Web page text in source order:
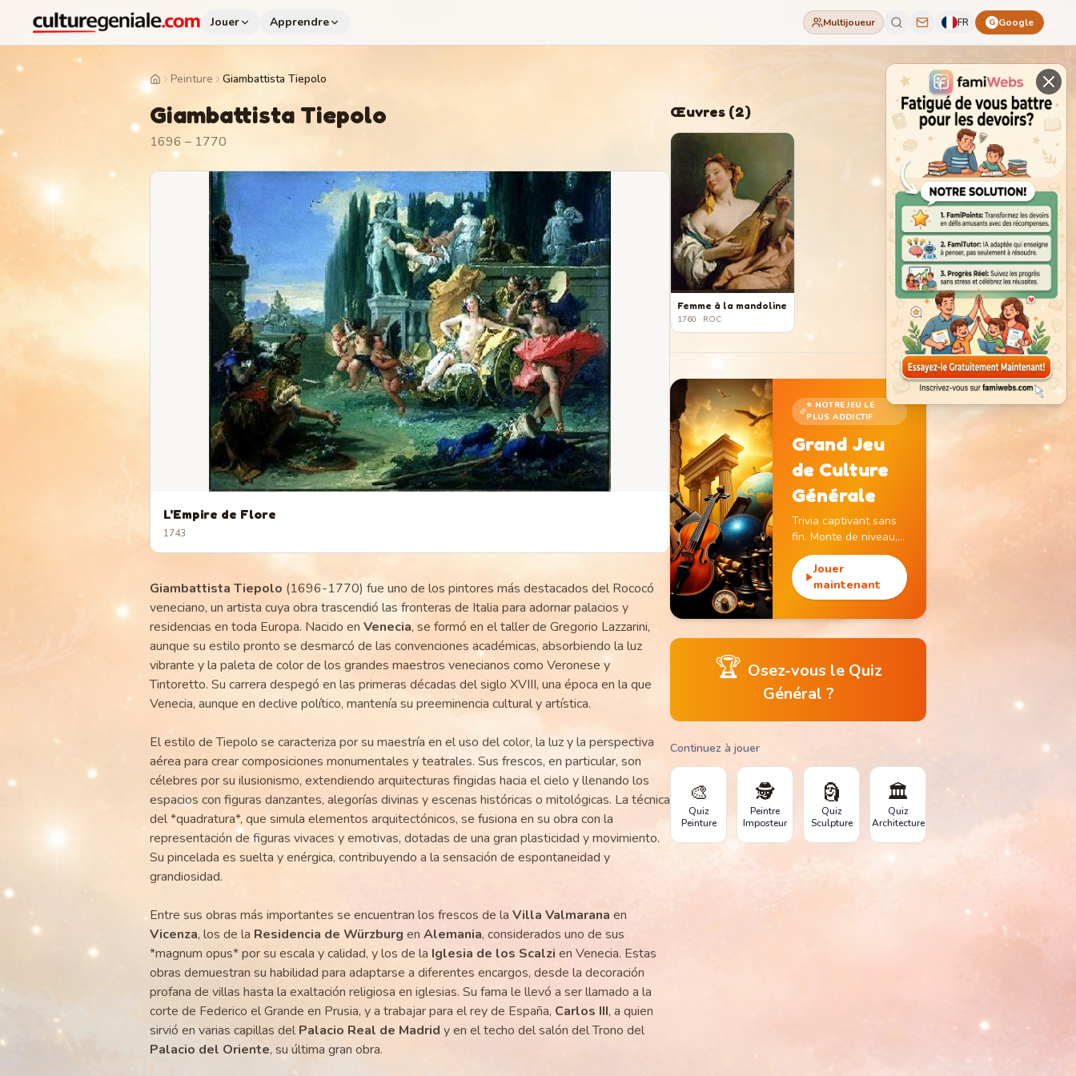
Jouer Apprendre Multijoueur FR G Google
HomePeinture Giambattista Tiepolo
Giambattista Tiepolo
1696 – 1770
L'Empire de Flore
1743
Giambattista Tiepolo (1696-1770) fue uno de los pintores más destacados del Rococó
veneciano, un artista cuya obra trascendió las fronteras de Italia para adornar palacios y
residencias en toda Europa. Nacido en Venecia, se formó en el taller de Gregorio Lazzarini,
aunque su estilo pronto se desmarcó de las convenciones académicas, absorbiendo la luz
vibrante y la paleta de color de los grandes maestros venecianos como Veronese y
Tintoretto. Su carrera despegó en las primeras décadas del siglo XVIII, una época en la que
Venecia, aunque en declive político, mantenía su preeminencia cultural y artística.
El estilo de Tiepolo se caracteriza por su maestría en el uso del color, la luz y la perspectiva
aérea para crear composiciones monumentales y teatrales. Sus frescos, en particular, son
célebres por su ilusionismo, extendiendo arquitecturas fingidas hacia el cielo y llenando los
espacios con figuras danzantes, alegorías divinas y escenas históricas o mitológicas. La técnica
del *quadratura*, que simula elementos arquitectónicos, se fusiona en su obra con la
representación de figuras vivaces y emotivas, dotadas de una gran plasticidad y movimiento.
Su pincelada es suelta y enérgica, contribuyendo a la sensación de espontaneidad y
grandiosidad.
Entre sus obras más importantes se encuentran los frescos de la Villa Valmarana en
Vicenza, los de la Residencia de Würzburg en Alemania, considerados uno de sus
*magnum opus* por su escala y calidad, y los de la Iglesia de los Scalzi en Venecia. Estas
obras demuestran su habilidad para adaptarse a diferentes encargos, desde la decoración
profana de villas hasta la exaltación religiosa en iglesias. Su fama le llevó a ser llamado a la
corte de Federico el Grande en Prusia, y a trabajar para el rey de España, Carlos III, a quien
sirvió en varias capillas delPalacio Real de Madrid y en el techo del salón del Trono del
Palacio del Oriente, su última gran obra.
Œuvres (2)
Femme à la mandoline
1760 · ROC
⭐ NOTRE JEU LE
PLUS ADDICTIF
Grand Jeu
de Culture
Générale
Trivia captivant sans
fin. Monte de niveau,
gagne des pièces et
débloque des
monuments
emblématiques.
Jouer
maintenant
🏆 Osez-vous le Quiz
Général ?
Continuez à jouer
🎨
Quiz
Peinture
🕵️
Peintre
Imposteur
🗿
Quiz
Sculpture
🏛️
Quiz
Architecture